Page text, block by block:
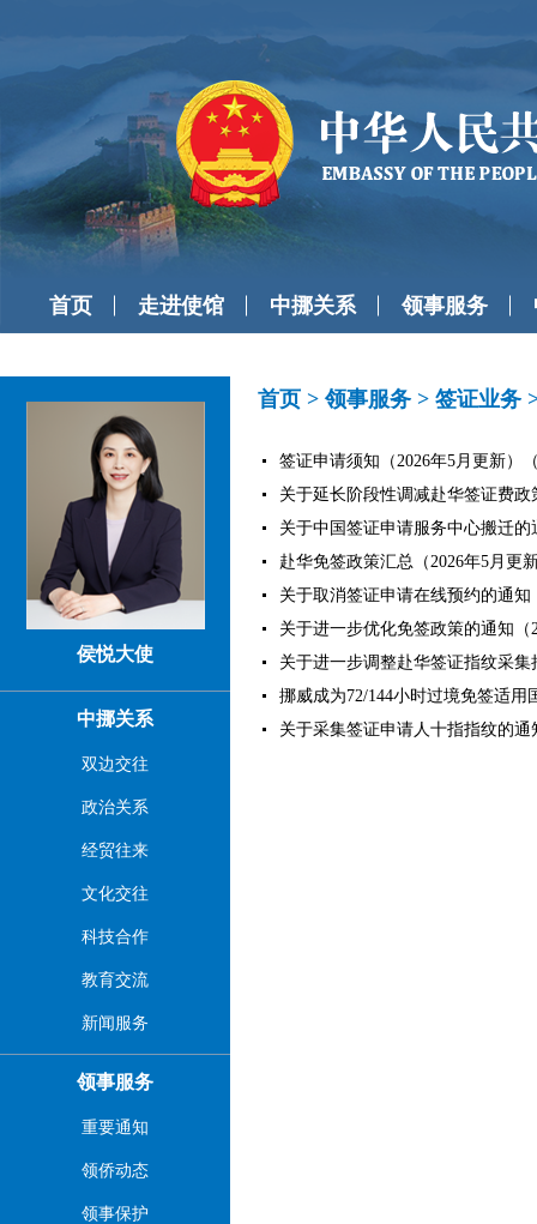
首页 走进使馆 中挪关系 领事服务
侯悦大使
中挪关系
双边交往
政治关系
经贸往来
文化交往
科技合作
教育交流
新闻服务
领事服务
重要通知
领侨动态
领事保护
首页 >领事服务 > 签证业务
签证申请须知（2026年5月更新）
关于延长阶段性调减赴华签证费政
关于中国签证申请服务中心搬迁的
赴华免签政策汇总（2026年5月更
关于取消签证申请在线预约的通知
关于进一步优化免签政策的通知（
关于进一步调整赴华签证指纹采集
挪威成为72/144小时过境免签适用
关于采集签证申请人十指指纹的通